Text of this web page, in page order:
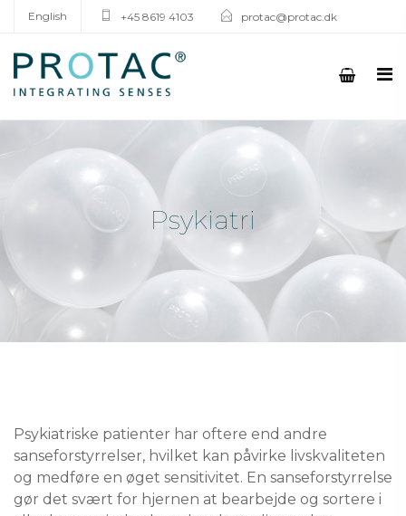
English +45 8619 4103 protac@protac.dk
Psykiatri
Psykiatriske patienter har oftere end andre
sanseforstyrrelser, hvilket kan påvirke livskvaliteten
og medføre en øget sensitivitet. En sanseforstyrrelse
gør det svært for hjernen at bearbejde og sortere i